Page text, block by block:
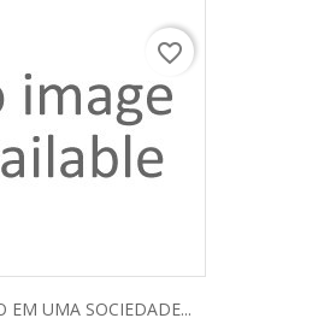
EM UMA SOCIEDADE...
favorite_border